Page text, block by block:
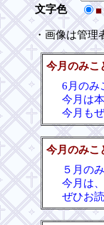
文字色
■
・画像は管理
今月のみこ
6月のみ
今月は
今月も
今月のみこ
５月の
今月は
ぜひお